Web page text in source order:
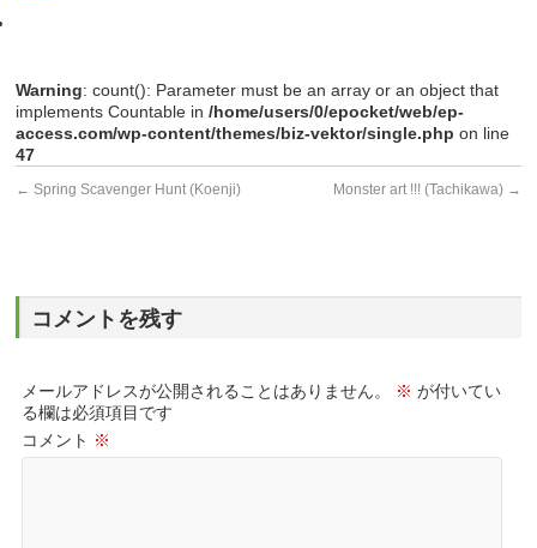
Warning: count(): Parameter must be an array or an object that
implements Countable in/home/users/0/epocket/web/ep-
access.com/wp-content/themes/biz-vektor/single.php on line
47
← Spring Scavenger Hunt (Koenji) Monster art !!! (Tachikawa) →
コメントを残す
メールアドレスが公開されることはありません。 ※ が付いてい
る欄は必須項目です
コメント ※